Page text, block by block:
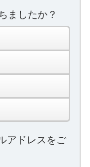
ましたか？
アドレスをご